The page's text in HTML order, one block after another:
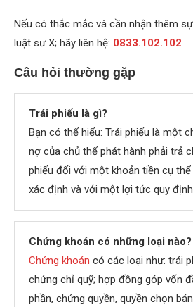
Nếu có thắc mắc và cần nhận thêm
luật sư X; hãy liên hệ: 0833.102.102
Câu hỏi thường gặp
Trái phiếu là gì?
Bạn có thể hiểu: Trái phiếu là một
nợ của chủ thể phát hành phải trả
phiếu đối với một khoản tiền cụ
xác định và với một lợi tức quy
Chứng khoán có những loại nào?
Chứng khoán có các loại như: trái
chứng chỉ quỹ; hợp đồng góp vốn
phần, chứng quyền, quyền chọn